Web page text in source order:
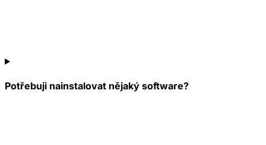
Potřebuji nainstalovat nějaký software?